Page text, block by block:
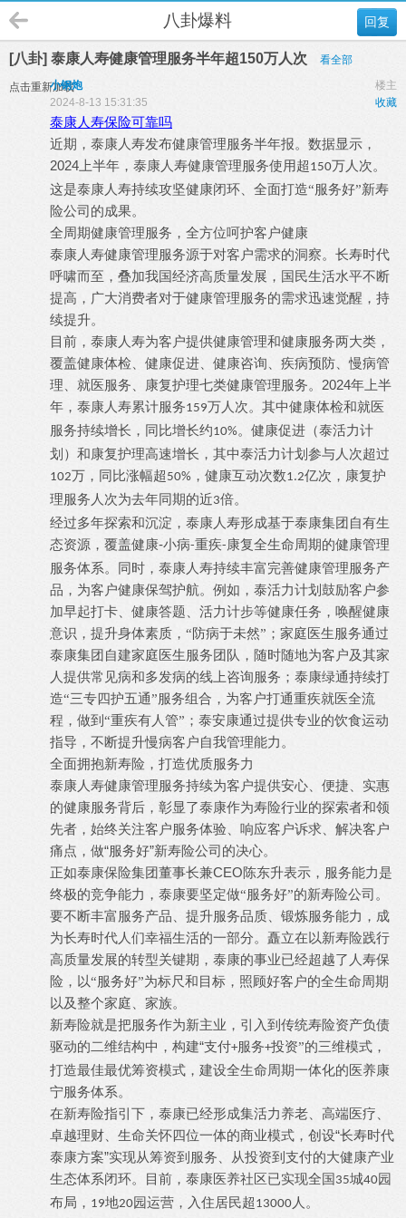
回复
八卦爆料
[八卦] 泰康人寿健康管理服务半年超150万人次 看全部
点击重新加载 楼主
小钢炮
收藏
2024-8-13 15:31:35
泰康人寿保险可靠吗
近期，泰康人寿发布健康管理服务半年报。数据显示，
2024 上半年，泰康人寿健康管理服务使用超 150万人次。
这是泰康人寿持续攻坚健康闭环、全面打造“服务好”新寿
险公司的成果。
全周期健康管理服务，全方位呵护客户健康
泰康人寿健康管理服务源于对客户需求的洞察。长寿时代
呼啸而至，叠加我国经济高质量发展，国民生活水平不断
提高，广大消费者对于健康管理服务的需求迅速觉醒，持
续提升。
目前，泰康人寿为客户提供健康管理和健康服务两大类，
覆盖健康体检、健康促进、健康咨询、疾病预防、慢病管
理、就医服务、康复护理七类健康管理服务。 2024年上半
年，泰康人寿累计服务159万人次。其中健康体检和就医
服务持续增长，同比增长约10%。健康促进（泰活力计
划）和康复护理高速增长，其中泰活力计划参与人次超过
102万，同比涨幅超 50% ，健康互动次数1.2亿次，康复护
理服务人次为去年同期的近3倍。
经过多年探索和沉淀，泰康人寿形成基于泰康集团自有生
态资源，覆盖健康-小病-重疾- 康复全生命周期的健康管理
服务体系。同时，泰康人寿持续丰富完善健康管理服务产
品，为客户健康保驾护航。例如，泰活力计划鼓励客户参
加早起打卡、健康答题、活力计步等健康任务，唤醒健康
意识，提升身体素质，“防病于未然”；家庭医生服务通过
泰康集团自建家庭医生服务团队，随时随地为客户及其家
人提供常见病和多发病的线上咨询服务；泰康绿通持续打
造“三专四护五通”服务组合，为客户打通重疾就医全流
程，做到“重疾有人管”；泰安康通过提供专业的饮食运动
指导，不断提升慢病客户自我管理能力。
全面拥抱新寿险，打造优质服务力
泰康人寿健康管理服务持续为客户提供安心、便捷、实惠
的健康服务背后，彰显了泰康作为寿险行业的探索者和领
先者，始终关注客户服务体验、响应客户诉求、解决客户
痛点，做“服务好”新寿险公司的决心。
正如泰康保险集团董事长兼CEO陈东升表示，服务能力是
终极的竞争能力，泰康要坚定做“服务好”的新寿险公司。
要不断丰富服务产品、提升服务品质、锻炼服务能力，成
为长寿时代人们幸福生活的一部分。矗立在以新寿险践行
高质量发展的转型关键期，泰康的事业已经超越了人寿保
险，以“服务好”为标尺和目标，照顾好客户的全生命周期
以及整个家庭、家族。
新寿险就是把服务作为新主业，引入到传统寿险资产负债
驱动的二维结构中，构建“支付+ 服务+投资”的三维模式，
打造最佳最优筹资模式，建设全生命周期一体化的医养康
宁服务体系。
在新寿险指引下，泰康已经形成集活力养老、高端医疗、
卓越理财、生命关怀四位一体的商业模式，创设“长寿时代
泰康方案”实现从筹资到服务、从投资到支付的大健康产业
生态体系闭环。目前，泰康医养社区已实现全国35城40园
布局， 19地20园运营，入住居民超 13000 人。